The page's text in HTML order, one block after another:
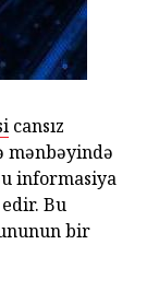
cansız
mənbəyində
informasiya
Bu
bir